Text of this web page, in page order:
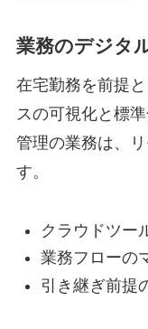
業務のデジタ
在宅勤務を前提
スの可視化と標
管理の業務は、
す。
クラウドツー
業務フローの
引き継ぎ前提